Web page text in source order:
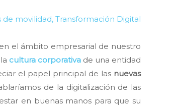
de movilidad, Transformación Digital
en el ámbito empresarial de nuestro
cultura corporativade una entidad
el papel principal de las nuevas
de la digitalización de las
en buenas manos para que su